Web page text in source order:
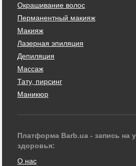
Окрашивание волос
Перманентный макияж
Макияж
Лазерная эпиляция
Депиляция
Массаж
Тату, пирсинг
Маникюр
Платформа Barb.ua - запись на
здоровья:
О нас